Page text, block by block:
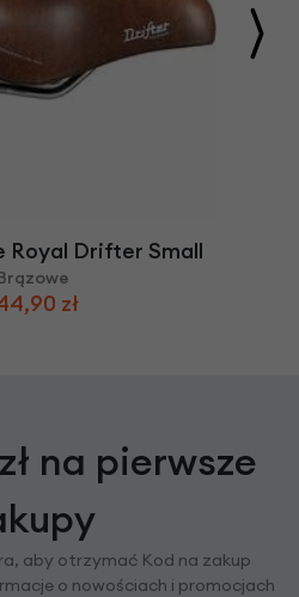
Royal Drifter Small
zł
na pierwsze
aby otrzymać Kod na zakup
o nowościach i promocjach